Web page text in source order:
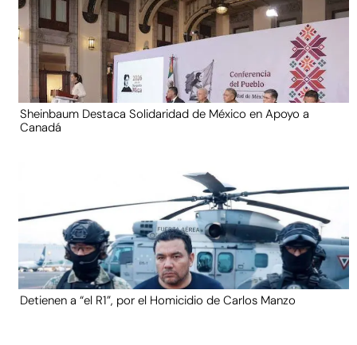
Sheinbaum Destaca Solidaridad de México en Apoyo a
Canadá
Detienen a “el R1”, por el Homicidio de Carlos Manzo